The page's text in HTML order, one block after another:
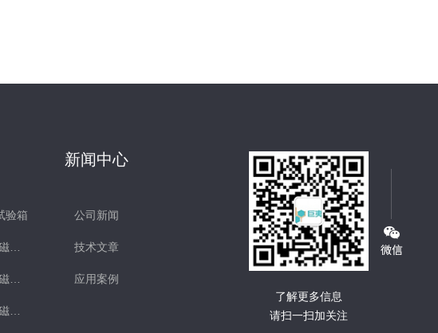
验箱
新闻中心
公司新闻
技术文章
应用案例
了解更多信息
请扫一扫加关注